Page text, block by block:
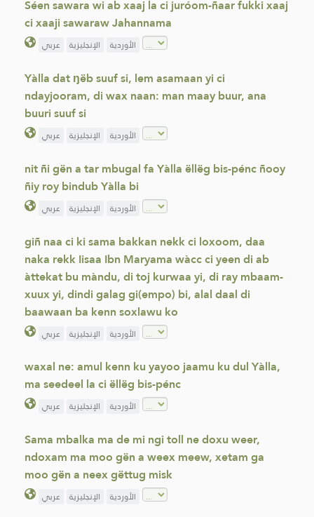
Séen sawara wi ab xaaj la ci juróom-ñaar fukki xaaj
ci xaaji sawaraw Jahannama
عربي الإنجليزية الأوردية
Yàlla dat ŋëb suuf si, lem asamaan yi ci
ndayjooram, di wax naan: man maay buur, ana
buuri suuf si
عربي الإنجليزية الأوردية
nit ñi gën a tar mbugal fa Yàlla ëllëg bis-pénc ñooy
ñiy roy bindub Yàlla bi
عربي الإنجليزية الأوردية
giñ naa ci ki sama bakkan nekk ci loxoom, daa
naka rekk Iisaa Ibn Maryama wàcc ci yeen di ab
àttekat bu màndu, di toj kurwaa yi, di ray mbaam-
xuux yi, dindi galag gi(empo) bi, alal daal di
baawaan ba kenn soxlawu ko
عربي الإنجليزية الأوردية
waxal ne: amul kenn ku yayoo jaamu ku dul Yàlla,
ma seedeel la ci ëllëg bis-pénc
عربي الإنجليزية الأوردية
Sama mbalka ma de mi ngi toll ne doxu weer,
ndoxam ma moo gën a weex meew, xetam ga
moo gën a neex gëttug misk
عربي الإنجليزية الأوردية